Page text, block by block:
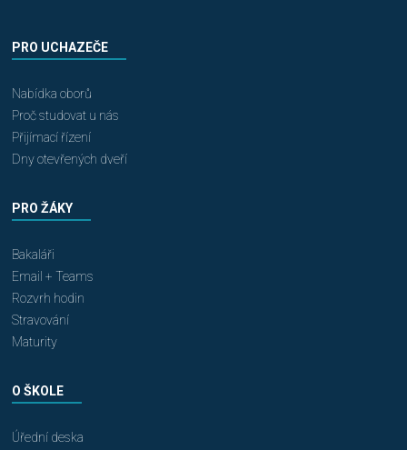
PRO UCHAZEČE
Nabídka oborů
Proč studovat u nás
Přijímací řízení
Dny otevřených dveří
PRO ŽÁKY
Bakaláři
Email + Teams
Rozvrh hodin
Stravování
Maturity
O ŠKOLE
Úřední deska